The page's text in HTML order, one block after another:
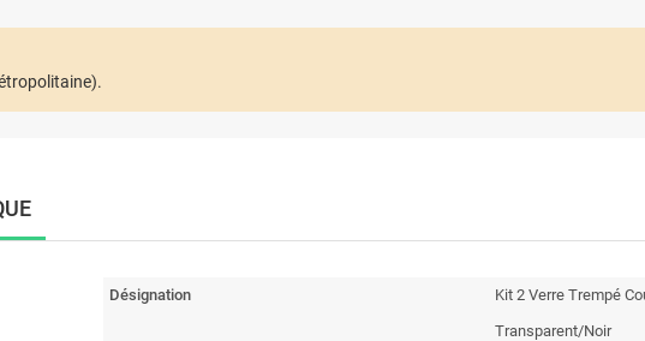
Désignation
Kit 2 Verre Trempé
Transparent/Noir